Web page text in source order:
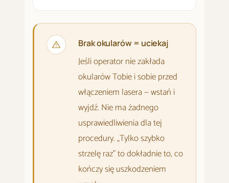
Brak okularów = uciekaj
Jeśli operator nie zakłada
okularów Tobie i sobie przed
włączeniem lasera — wstań i
wyjdź. Nie ma żadnego
usprawiedliwienia dla tej
procedury. „Tylko szybko
strzelę raz" to dokładnie to, co
kończy się uszkodzeniem